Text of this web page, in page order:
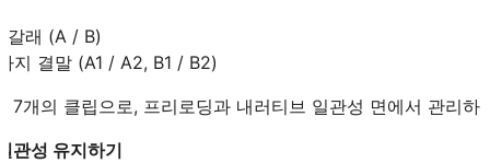
래 (A / B)
지 결말 (A1 / A2, B1 / B2)
개의 클립으로, 프리로딩과 내러티브 일관성 면에서 관리하
관성 유지하기